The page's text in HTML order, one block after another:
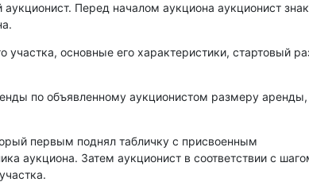
Перед началом аукциона аукционист
участка, основные его характеристики, стартовый
по объявленному аукционистом размеру аренды,
первым поднял табличку с присвоенным
аукциона. Затем аукционист в соответствии с